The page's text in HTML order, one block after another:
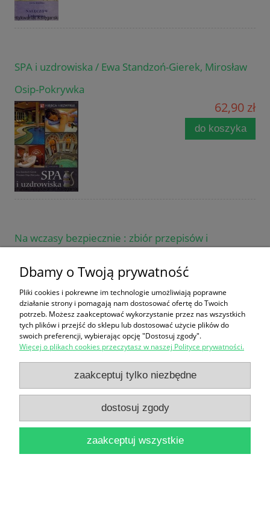
SPA i uzdrowiska / Ewa Standzoń-Gierek, Mirosław
Osip-Pokrywka
62,90 zł
do koszyka
Na wczasy bezpiecznie : zbiór przepisów i
dzieci i młodzieży na wczasach / opracował:
Baltazar Zdańkowski
14,90 zł
do koszyka
Uzdrowienia lurdzkie w świetle dokumentów
Dbamy o Twoją prywatność
Pliki cookies i pokrewne im technologie umożliwiają poprawne
działanie strony i pomagają nam dostosować ofertę do Twoich
potrzeb. Możesz zaakceptować wykorzystanie przez nas wszystkich
tych plików i przejść do sklepu lub dostosować użycie plików do
swoich preferencji, wybierając opcję "Dostosuj zgody".
Więcej o plikach cookies przeczytasz w naszej Polityce prywatności.
zaakceptuj tylko niezbędne
dostosuj zgody
zaakceptuj wszystkie